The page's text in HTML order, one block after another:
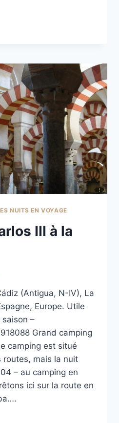
NUITS EN VOYAGE
III à la
(Antigua, N-IV), La
Europe. Utile
–
Grand camping
camping est situé
routes, mais la nuit
– au camping en
ici sur la route en